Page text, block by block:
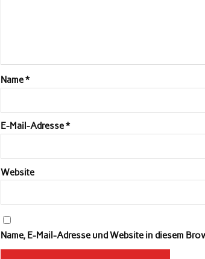
Name*
E-Mail-Adresse*
Website
Name, E-Mail-Adresse und Website in diesem